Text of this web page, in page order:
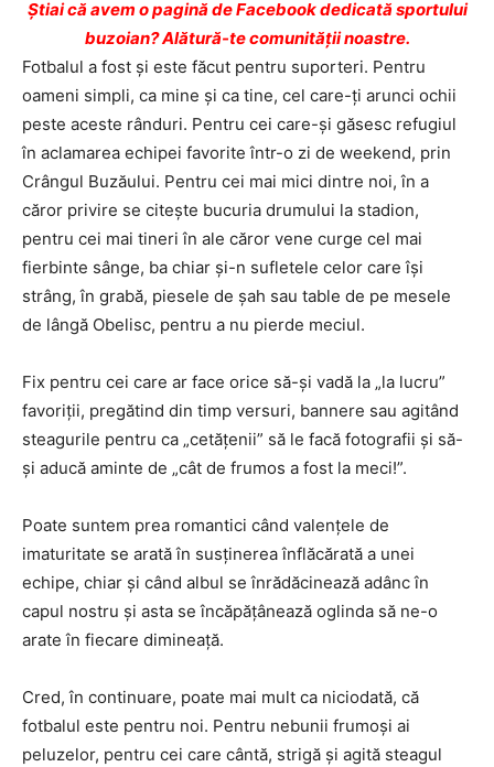
Ştiai că avem o pagină de Facebook dedicată sportului
buzoian? Alătură-te comunității noastre.
Fotbalul a fost şi este făcut pentru suporteri. Pentru
oameni simpli, ca mine şi ca tine, cel care-ţi arunci ochii
peste aceste rânduri. Pentru cei care-şi găsesc refugiul
în aclamarea echipei favorite într-o zi de weekend, prin
Crângul Buzăului. Pentru cei mai mici dintre noi, în a
căror privire se citeşte bucuria drumului la stadion,
pentru cei mai tineri în ale căror vene curge cel mai
fierbinte sânge, ba chiar şi-n sufletele celor care îşi
strâng, în grabă, piesele de şah sau table de pe mesele
de lângă Obelisc, pentru a nu pierde meciul.
Fix pentru cei care ar face orice să-şi vadă la „la lucru”
favoriţii, pregătind din timp versuri, bannere sau agitând
steagurile pentru ca „cetăţenii” să le facă fotografii şi să-
şi aducă aminte de „cât de frumos a fost la meci!”.
Poate suntem prea romantici când valenţele de
imaturitate se arată în susţinerea înflăcărată a unei
echipe, chiar şi când albul se înrădăcinează adânc în
capul nostru şi asta se încăpăţânează oglinda să ne-o
arate în fiecare dimineaţă.
Cred, în continuare, poate mai mult ca niciodată, că
fotbalul este pentru noi. Pentru nebunii frumoşi ai
peluzelor, pentru cei care cântă, strigă şi agită steagul